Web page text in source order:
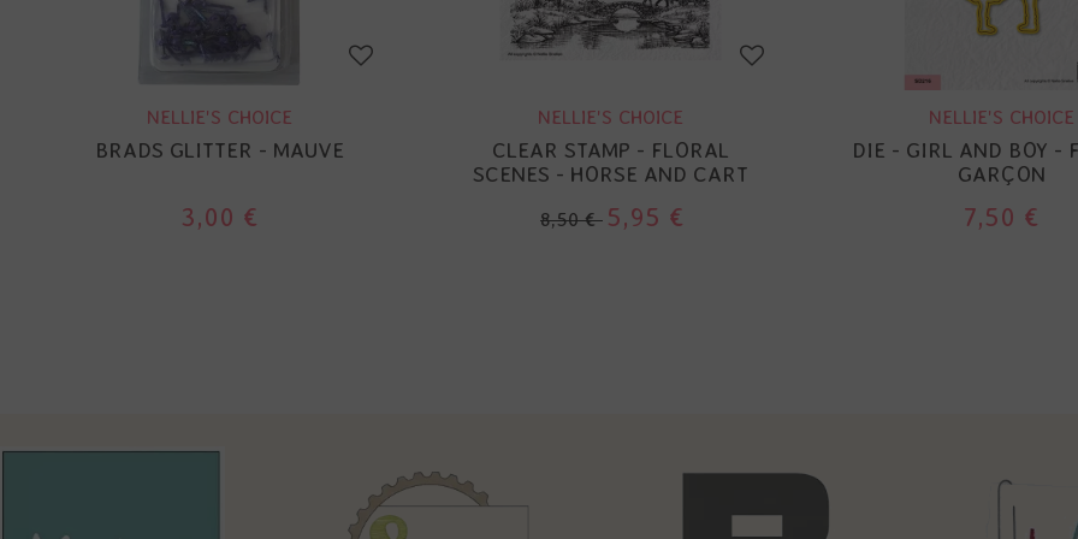
NELLIE'S CHOICE
BRADS GLITTER - MAUVE
3,00 €
NELLIE'S CHOICE
CLEAR STAMP - FLORAL
SCENES - HORSE AND CART
8,50 € 5,95 €
NELLIE'S CHOICE
DIE - GIRL AND BOY -
GARÇON
7,50 €